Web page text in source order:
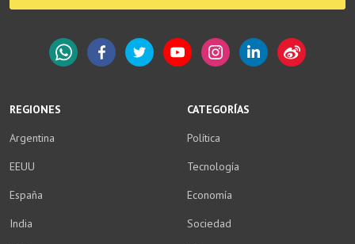
REGIONES
Argentina
EEUU
España
India
CATEGORÍAS
Política
Tecnología
Economía
Sociedad